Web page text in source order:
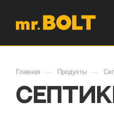
Главная — Продукты —